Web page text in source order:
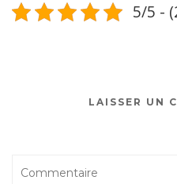
5/5 -
LAISSER UN